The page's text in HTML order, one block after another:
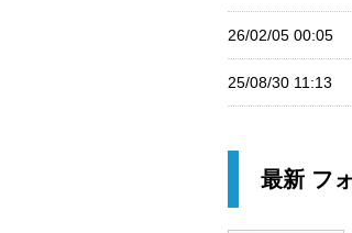
26/02/05 00:05
25/08/30 11:13
最新 フ